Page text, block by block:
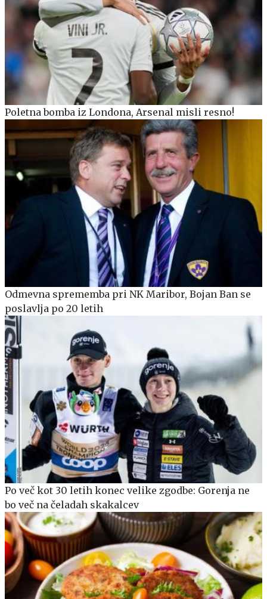
Poletna bomba iz Londona, Arsenal misli resno!
Odmevna sprememba pri NK Maribor, Bojan Ban se
poslavlja po 20 letih
Po več kot 30 letih konec velike zgodbe: Gorenja ne
bo več na čeladah skakalcev